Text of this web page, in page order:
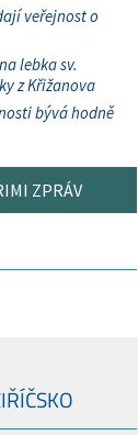
veřejnost o
lebka sv.
z Křižanova
bývá hodně
ZPRÁV